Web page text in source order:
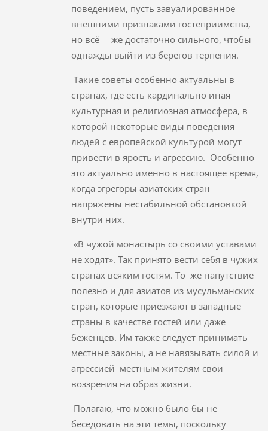
поведением, пусть завуалированное
внешними признаками гостеприимства,
но всё же достаточно сильного, чтобы
однажды выйти из берегов терпения.
Такие советы особенно актуальны в
странах, где есть кардинально иная
культурная и религиозная атмосфера, в
которой некоторые виды поведения
людей с европейской культурой могут
привести в ярость и агрессию. Особенно
это актуально именно в настоящее время,
когда эгрегоры азиатских стран
напряжены нестабильной обстановкой
внутри них.
«В чужой монастырь со своими уставами
не ходят». Так принято вести себя в чужих
странах всяким гостям. То же напутствие
полезно и для азиатов из мусульманских
стран, которые приезжают в западные
страны в качестве гостей или даже
беженцев. Им также следует принимать
местные законы, а не навязывать силой и
агрессией местным жителям свои
воззрения на образ жизни.
Полагаю, что можно было бы не
беседовать на эти темы, поскольку